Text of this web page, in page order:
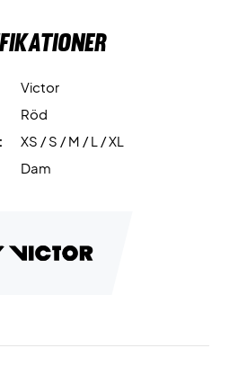
rörelsefrihet.
Victor
Röd
XS / S / M / L / XL
Dam